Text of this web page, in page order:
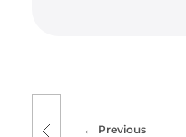
Previous